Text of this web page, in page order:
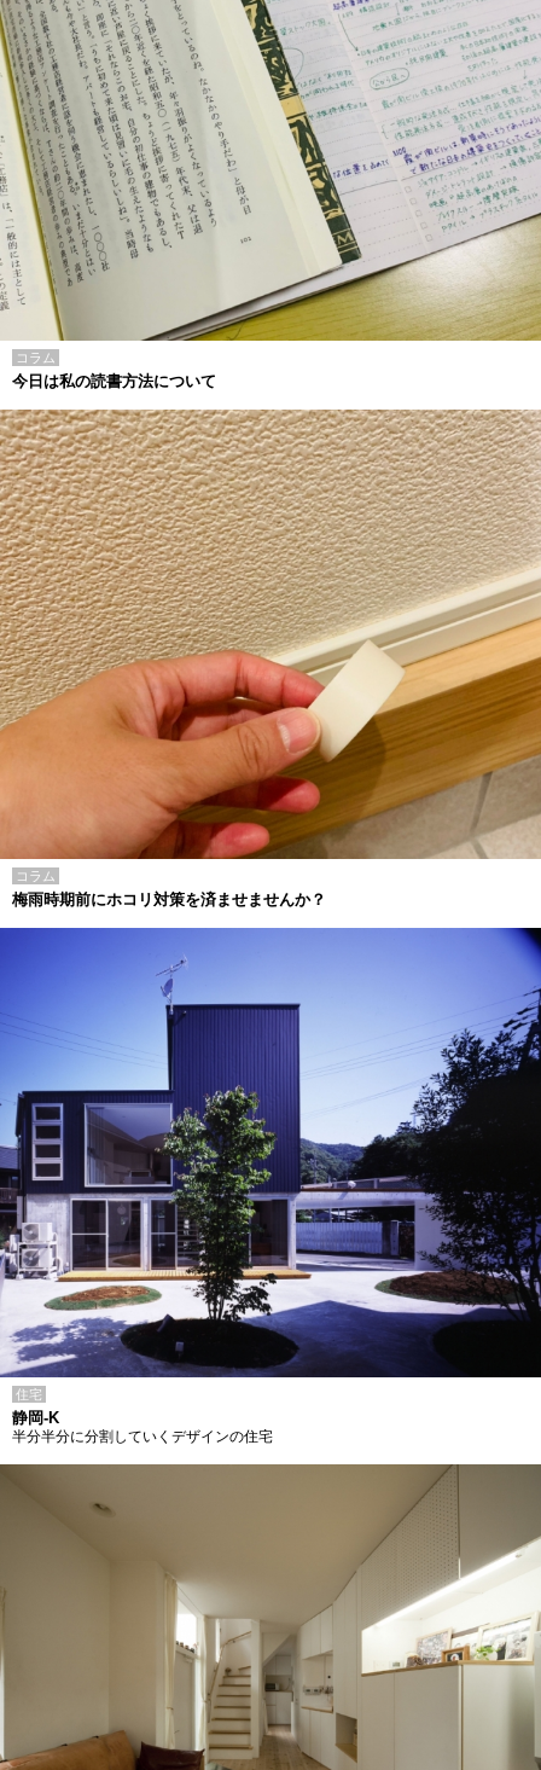
コラム
今日は私の読書方法について
コラム
梅雨時期前にホコリ対策を済ませませんか？
住宅
静岡-K
半分半分に分割していくデザインの住宅